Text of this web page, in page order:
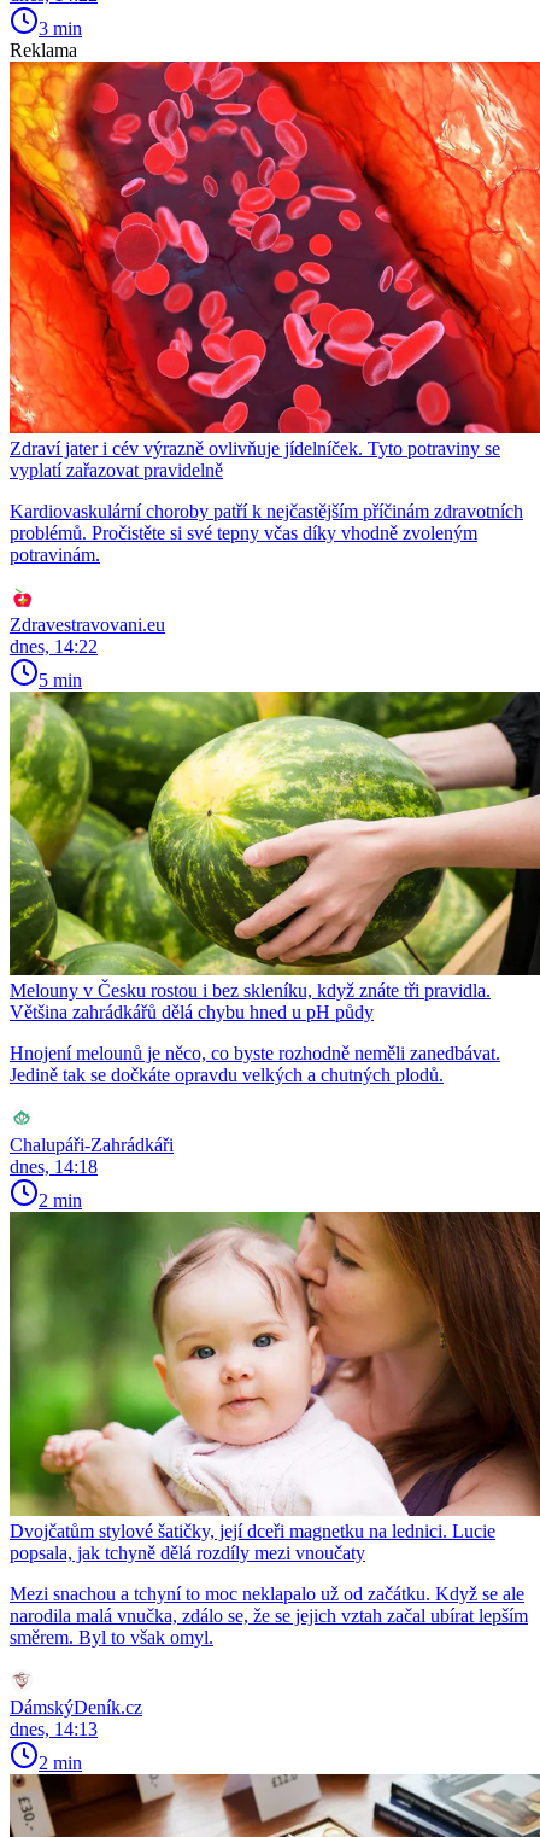
3 min
Reklama
Zdraví jater i cév výrazně ovlivňuje jídelníček. Tyto potraviny se
vyplatí zařazovat pravidelně
Kardiovaskulární choroby patří k nejčastějším příčinám zdravotních
problémů. Pročistěte si své tepny včas díky vhodně zvoleným
potravinám.
Zdravestravovani.eu
dnes, 14:22
5 min
Melouny v Česku rostou i bez skleníku, když znáte tři pravidla.
Většina zahrádkářů dělá chybu hned u pH půdy
Hnojení melounů je něco, co byste rozhodně neměli zanedbávat.
Jedině tak se dočkáte opravdu velkých a chutných plodů.
Chalupáři-Zahrádkáři
dnes, 14:18
2 min
Dvojčatům stylové šatičky, její dceři magnetku na lednici. Lucie
popsala, jak tchyně dělá rozdíly mezi vnoučaty
Mezi snachou a tchyní to moc neklapalo už od začátku. Když se ale
narodila malá vnučka, zdálo se, že se jejich vztah začal ubírat lepším
směrem. Byl to však omyl.
DámskýDeník.cz
dnes, 14:13
2 min